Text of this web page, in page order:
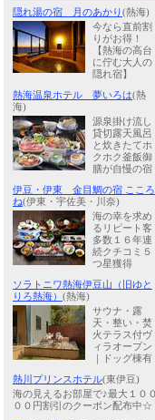
隠れ湯の宿 月のあかり(熱海)
今なら直前割
りがお得！
【熱海の高台
に佇む大人の
隠れ宿】
熱海温泉ホテル 夢いろは(熱
海)
源泉掛け流し
貸切露天風呂
と炊きたてホ
クホク釜飯御
膳が自慢の宿
伊豆・伊東 金目鯛の宿 こころ
ね(伊東・宇佐美・川奈)
海の幸を求め
るリピート客
多数１６年連
続クチコミ５
つ星獲得
ソラトニワ熱海伊豆山（旧ゆと
りろ熱海） (熱海)
サウナ・露
天・整い・焚
火テラス付ヴ
ィラオープン
｜ドッグ棟有
熱川プリンスホテル(東伊豆)
海の見えるお部屋で♪最大１０
００円割引のクーポン配布中☆